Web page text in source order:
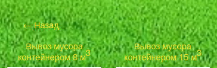
← Назад
Вывоз мусора
контейнером 8 м3
Вывоз мусора
контейнером 15 м3